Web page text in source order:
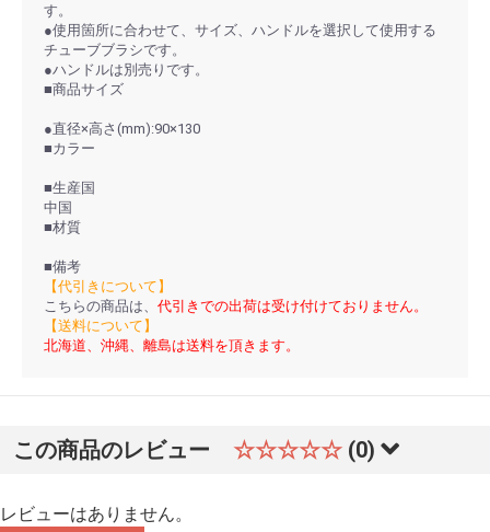
す。
●使用箇所に合わせて、サイズ、ハンドルを選択して使用する
チューブブラシです。
●ハンドルは別売りです。
■商品サイズ
●直径×高さ(mm):90×130
■カラー
■生産国
中国
■材質
■備考
【代引きについて】
こちらの商品は、 代引きでの出荷は受け付けておりません。
【送料について】
北海道、沖縄、離島は送料を頂きます。
この商品のレビュー ☆☆☆☆☆ (0)
レビューはありません。